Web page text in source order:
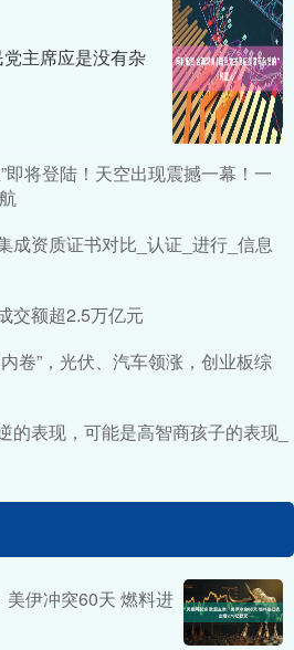
主席应是没有杂
即将登陆！天空出现震撼一幕！一
成资质证书对比_认证_进行_信息
交额超2.5万亿元
卷”，光伏、汽车领涨，创业板综
的表现，可能是高智商孩子的表现_
美伊冲突60天 燃料进